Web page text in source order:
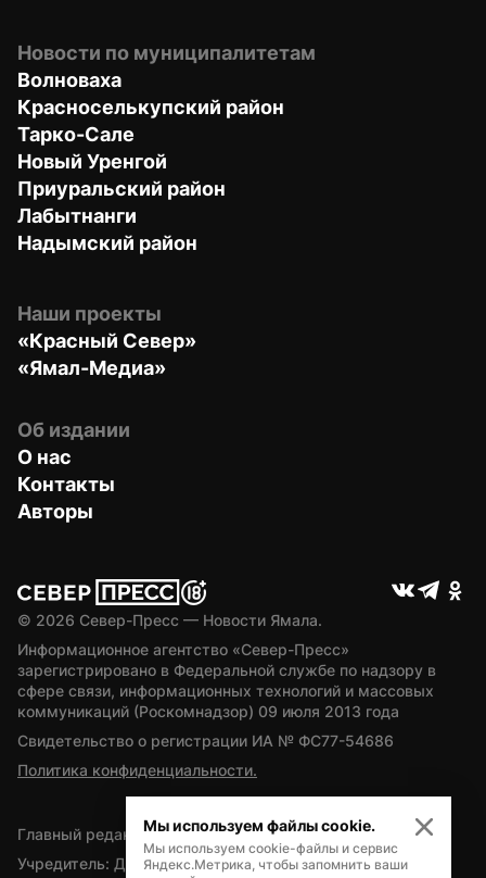
Новости по муниципалитетам
Волноваха
Красноселькупский район
Тарко-Сале
Новый Уренгой
Приуральский район
Лабытнанги
Надымский район
Наши проекты
«Красный Север»
«Ямал-Медиа»
Об издании
О нас
Контакты
Авторы
© 2026 Север-Пресс — Новости Ямала.
Информационное агентство «Север-Пресс»
зарегистрировано в Федеральной службе по надзору в
сфере связи, информационных технологий и массовых
коммуникаций (Роскомнадзор) 09 июля 2013 года
Свидетельство о регистрации ИА № ФС77-54686
Политика конфиденциальности.
Главный редактор — А.Л. Поздеев
Учредитель: Департамент внутренней политики Ямало-
Мы используем файлы cookie.
Мы используем cookie-файлы и сервис
Яндекс.Метрика, чтобы запомнить ваши